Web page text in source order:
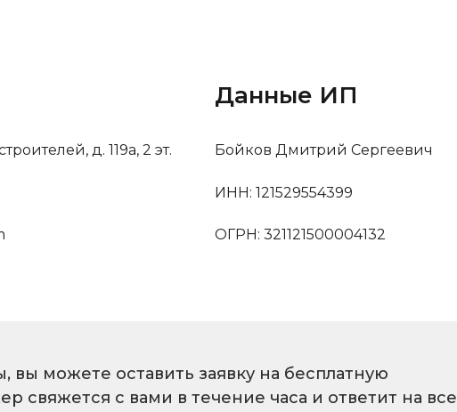
Данные ИП
Бойков Дмитрий Сергеевич
ИНН: 121529554399
ОГРН: 321121500004132
д. 119а, 2 эт.
вы можете оставить заявку на бесплатную
свяжется с вами в течение часа и ответит на все